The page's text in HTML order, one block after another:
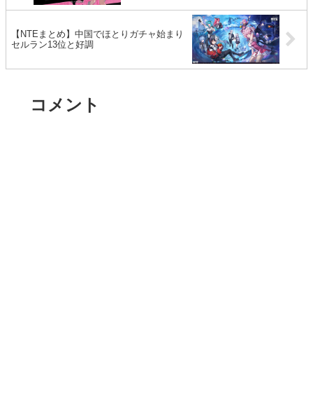
【NTEまとめ】中国でほとりガチャ始まり
セルラン13位と好調
コメント